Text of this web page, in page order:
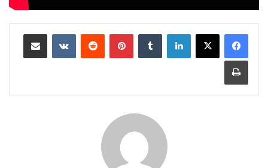
لينكدإن بينتيريست مشاركة عبر البريد
طباعة